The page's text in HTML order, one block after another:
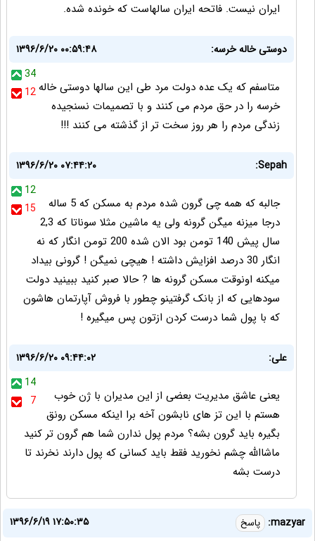
ایران نیست. فاتحه ایران سالهاست که خونده شده.
دوستی خاله خرسه:
۱۳۹۶/۶/۲۰ ۰۰:۵۹:۴۸
34
12متاسفم که یک عده دولت مرد طی این سالها دوستی خاله
خرسه را در حق مردم می کنند و با تصمیمات نسنجیده
زندگی مردم را هر روز سخت تر از گذشته می کنند !!!
Sepah:
۱۳۹۶/۶/۲۰ ۰۷:۴۴:۲۰
12
15
جالبه که همه چی گرون شده مردم به مسکن که 5 ساله
درجا میزنه میگن گرونه ولی یه ماشین مثلا سوناتا که 2,3
سال پیش 140 تومن بود الان شده 200 تومن انگار که نه
انگار 30 درصد افزایش داشته ! هیچی نمیگن ! گرونی بیداد
میکنه اونوقت مسکن گرونه ها ? حالا صبر کنید ببینید دولت
سودهایی که از بانک گرفتينو چطور با فروش آپارتمان هاشون
که با پول شما درست کردن ازتون پس میگیره !
علی:
۱۳۹۶/۶/۲۰ ۰۹:۴۴:۰۲
14
7
یعنی عاشق مدیریت بعضی از این مدیران با ژن خوب
هستم با این تز های نابشون آخه برا اینکه مسکن رونق
بگیره باید گرون بشه؟ مردم پول ندارن شما هم گرون تر کنید
ماشاالله چشم نخورید فقط باید کسانی که پول دارند نخرند تا
درست بشه
mazyar: پاسخ
۱۳۹۶/۶/۱۹ ۱۷:۵۰:۳۵